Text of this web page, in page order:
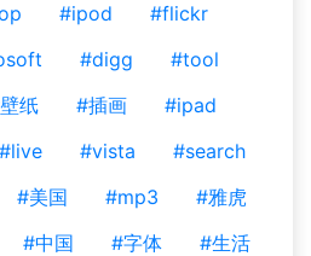
#ipod
#flickr
#digg
#tool
纸 #插画
#ipad
#live #vista
#search
#美国 #mp3
#雅虎
#中国 #字体
#生活